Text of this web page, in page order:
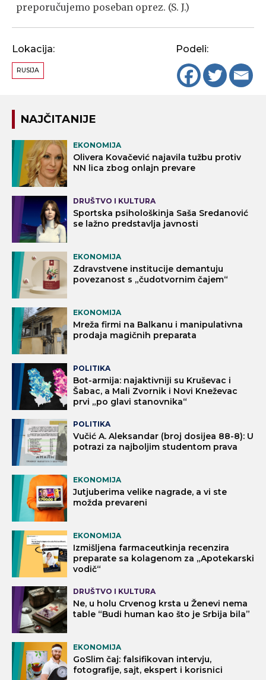
preporučujemo poseban oprez. (S. J.)
Lokacija:
RUSIJA
Podeli:
NAJČITANIJE
EKONOMIJA
Olivera Kovačević najavila tužbu protiv
NN lica zbog onlajn prevare
DRUŠTVO I KULTURA
Sportska psihološkinja Saša Sredanović
se lažno predstavlja javnosti
EKONOMIJA
Zdravstvene institucije demantuju
povezanost s „čudotvornim čajem“
EKONOMIJA
Mreža firmi na Balkanu i manipulativna
prodaja magičnih preparata
POLITIKA
Bot-armija: najaktivniji su Kruševac i
Šabac, a Mali Zvornik i Novi Kneževac
prvi „po glavi stanovnika“
POLITIKA
Vučić A. Aleksandar (broj dosijea 88-8): U
potrazi za najboljim studentom prava
EKONOMIJA
Jutjuberima velike nagrade, a vi ste
možda prevareni
EKONOMIJA
Izmišljena farmaceutkinja recenzira
preparate sa kolagenom za „Apotekarski
vodič“
DRUŠTVO I KULTURA
Ne, u holu Crvenog krsta u Ženevi nema
table “Budi human kao što je Srbija bila”
EKONOMIJA
GoSlim čaj: falsifikovan intervju,
fotografije, sajt, ekspert i korisnici